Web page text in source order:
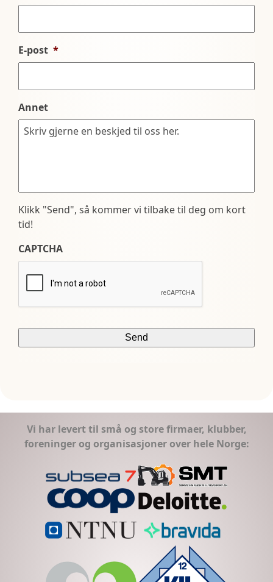
E-post *
Annet
Klikk "Send", så kommer vi tilbake til deg om kort
tid!
CAPTCHA
Vi har levert til små og store firmaer, klubber,
foreninger og organisasjoner over hele Norge: